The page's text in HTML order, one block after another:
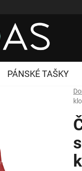
PÁNSKÉ TAŠKY